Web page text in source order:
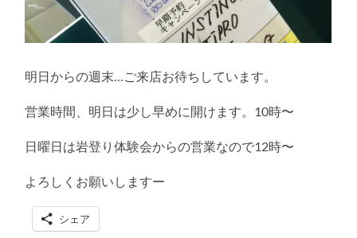
明日からの週末…ご来店お待ちしています。
営業時間、明日は少し早めに開けます。10時〜
日曜日は岩登り体験会からの営業なので12時〜
よろしくお願いしますー
シェア